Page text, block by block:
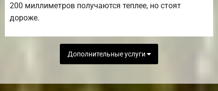
200 миллиметров получаются теплее, но стоят
дороже.
Дополнительные услуги